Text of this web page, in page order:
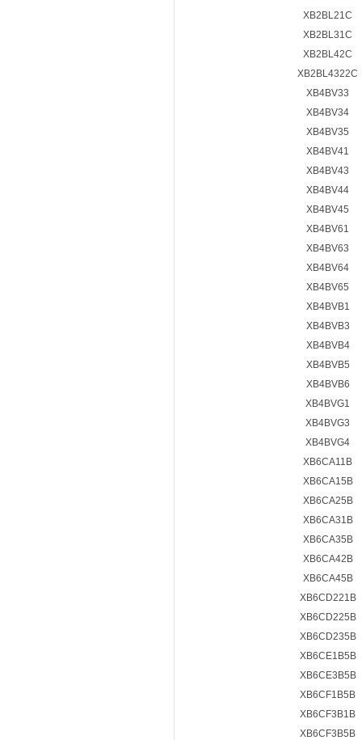
XB2BL21C
XB2BL31C
XB2BL42C
XB2BL4322C
XB4BV33
XB4BV34
XB4BV35
XB4BV41
XB4BV43
XB4BV44
XB4BV45
XB4BV61
XB4BV63
XB4BV64
XB4BV65
XB4BVB1
XB4BVB3
XB4BVB4
XB4BVB5
XB4BVB6
XB4BVG1
XB4BVG3
XB4BVG4
XB6CA11B
XB6CA15B
XB6CA25B
XB6CA31B
XB6CA35B
XB6CA42B
XB6CA45B
XB6CD221B
XB6CD225B
XB6CD235B
XB6CE1B5B
XB6CE3B5B
XB6CF1B5B
XB6CF3B1B
XB6CF3B5B